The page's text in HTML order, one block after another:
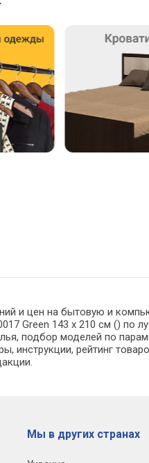
и цен на бытовую и
Green 143 x 210 см ()
подбор моделей по
инструкции, рейтинг
Мы в других странах